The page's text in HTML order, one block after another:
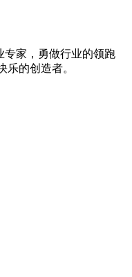
专家，勇做行业的领跑
乐的创造者。